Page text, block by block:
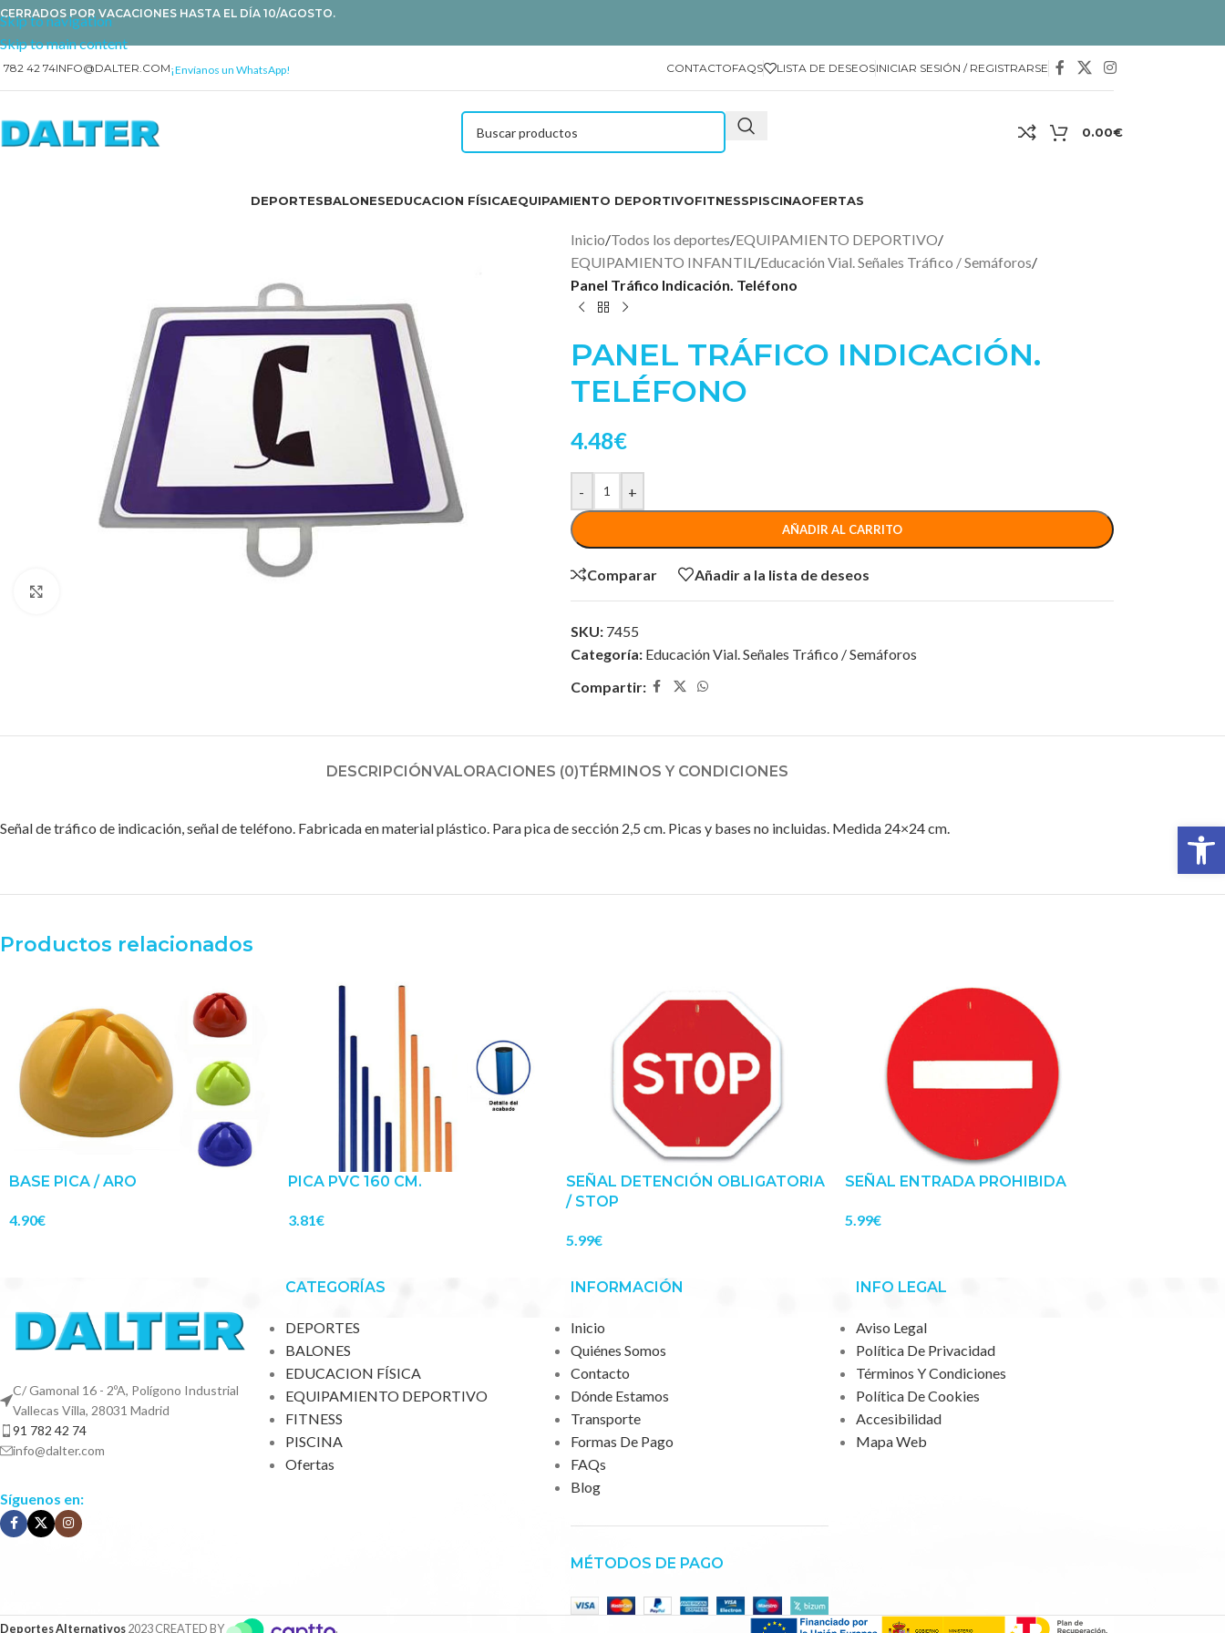
Skip to navigation
Skip to main content
CERRADOS POR VACACIONES HASTA EL DÍA 10/AGOSTO.
782 42 74INFO@DALTER.COM¡Envíanos un WhatsApp! CONTACTOFAQS LISTA DE DESEOSINICIAR SESIÓN / REGISTRARSE
0.00€
DEPORTESBALONESEDUCACION FÍSICAEQUIPAMIENTO DEPORTIVOFITNESSPISCINAOFERTAS
Inicio/Todos los deportes/EQUIPAMIENTO DEPORTIVO/
EQUIPAMIENTO INFANTIL/Educación Vial. Señales Tráfico / Semáforos/
Panel Tráfico Indicación. Teléfono
PANEL TRÁFICO INDICACIÓN.
TELÉFONO
4.48€
- +
AÑADIR AL CARRITO
Comparar Añadir a la lista de deseos
SKU: 7455
Categoría: Educación Vial. Señales Tráfico / Semáforos
Compartir:
DESCRIPCIÓNVALORACIONES (0)TÉRMINOS Y CONDICIONES
Señal de tráfico de indicación, señal de teléfono. Fabricada en material plástico. Para pica de sección 2,5 cm. Picas y bases no incluidas. Medida 24×24 cm.
Productos relacionados
BASE PICA / ARO
4.90€
PICA PVC 160 CM.
3.81€
SEÑAL DETENCIÓN OBLIGATORIA
/ STOP
5.99€
SEÑAL ENTRADA PROHIBIDA
5.99€
C/ Gamonal 16 - 2ºA, Polígono Industrial
Vallecas Villa, 28031 Madrid
91 782 42 74
info@dalter.com
Síguenos en:
CATEGORÍAS
DEPORTES
BALONES
EDUCACION FÍSICA
EQUIPAMIENTO DEPORTIVO
FITNESS
PISCINA
Ofertas
INFORMACIÓN
Inicio
Quiénes Somos
Contacto
Dónde Estamos
Transporte
Formas De Pago
FAQs
Blog
MÉTODOS DE PAGO
INFO LEGAL
Aviso Legal
Política De Privacidad
Términos Y Condiciones
Política De Cookies
Accesibilidad
Mapa Web
Deportes Alternativos2023 CREATED BY .
Abrir